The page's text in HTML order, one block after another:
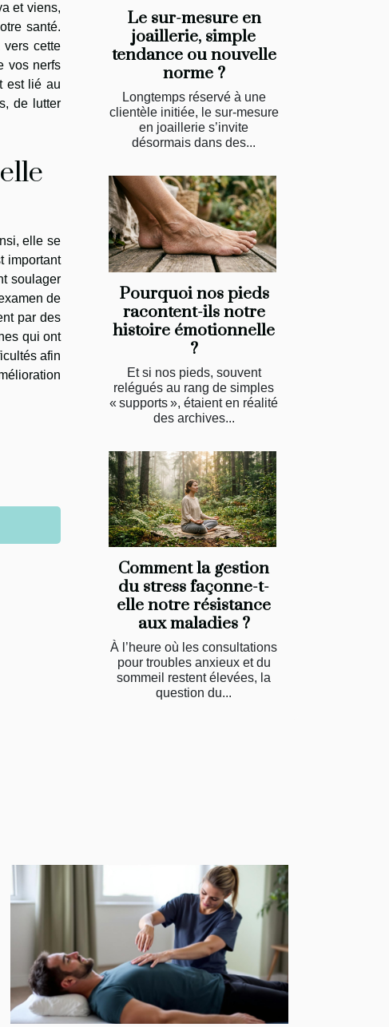
et viens,
santé.
cette
vos nerfs
est lié au
de lutter
elle se
important
soulager
de
par des
qui ont
afin
Le sur-mesure en
joaillerie, simple
tendance ou nouvelle
norme ?
Longtemps réservé à une
clientèle initiée, le sur-mesure
en joaillerie s’invite
désormais dans des...
Pourquoi nos pieds
racontent-ils notre
histoire émotionnelle
?
Et si nos pieds, souvent
relégués au rang de simples
« supports », étaient en réalité
des archives...
Comment la gestion
du stress façonne-t-
elle notre résistance
aux maladies ?
À l’heure où les consultations
pour troubles anxieux et du
sommeil restent élevées, la
question du...